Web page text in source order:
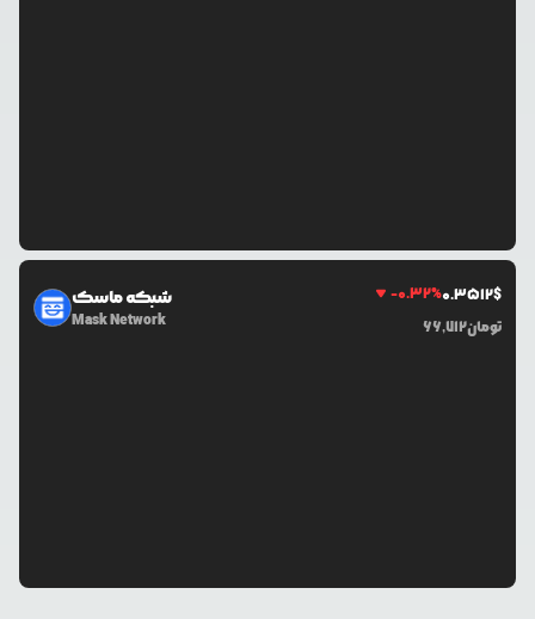
شبکه ماسک
Mask Network
-0.32%0.3512$
66,712تومان